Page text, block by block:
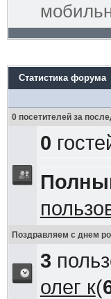
Статистика форума
0 посетителей за
0
Поздравляем с днем
3
олег к(